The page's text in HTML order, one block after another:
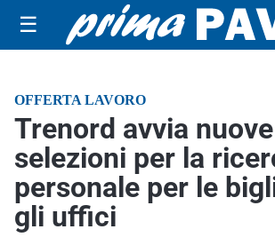
☰
OFFERTA LAVORO
Trenord avvia nuove
selezioni per la
personale per le
gli uffici